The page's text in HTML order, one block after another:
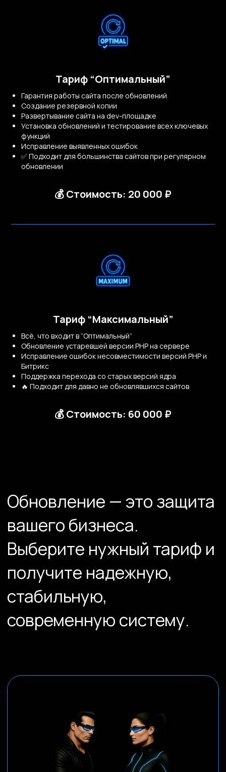
Тариф “Оптимальный”
Гарантия работы сайта после обновлений
Создание резервной копии
Развертывание сайта на dev-площадке
Установка обновлений и тестирование всех ключевых
функций
Исправление выявленных ошибок
✅ Подходит для большинства сайтов при регулярном
обновлении
💰 Стоимость: 20 000 ₽
Тариф “Максимальный”
Всё, что входит в “Оптимальный”
Обновление устаревшей версии PHP на сервере
Исправление ошибок несовместимости версий PHP и
Битрикс
Поддержка перехода со старых версий ядра
🔥 Подходит для давно не обновлявшихся сайтов
💰 Стоимость: 60 000 ₽
Мы рассматриваем
клиентов только для
долгосрочного
Если вы ищете “просто КП”,
хотите пригласить нас в
тендер, хотите самые
низкие цены, или ЛПР не
готов выходить на встречи
и участвовать в
совместной работе — мы не
подходим вам.
к работе можнопрочитать
именно под ваш сайт
Записаться на
стратегическое
интервью